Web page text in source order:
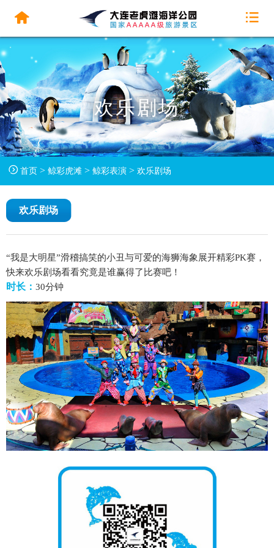
欢乐剧场
首页> 鲸彩虎滩> 鲸彩表演> 欢乐剧场
欢乐剧场
“我是大明星”滑稽搞笑的小丑与可爱的海狮海象展开精彩PK赛，
快来欢乐剧场看看究竟是谁赢得了比赛吧！
时长： 30分钟